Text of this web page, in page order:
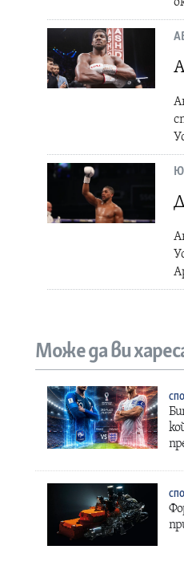
Може да ви